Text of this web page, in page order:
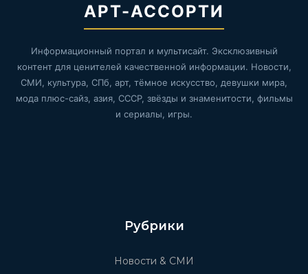
АРТ-АССОРТИ
Информационный портал и мультисайт. Эксклюзивный
контент для ценителей качественной информации. Новости,
СМИ, культура, СПб, арт, тёмное искусство, девушки мира,
мода плюс-сайз, азия, СССР, звёзды и знаменитости, фильмы
и сериалы, игры.
Рубрики
Новости & СМИ